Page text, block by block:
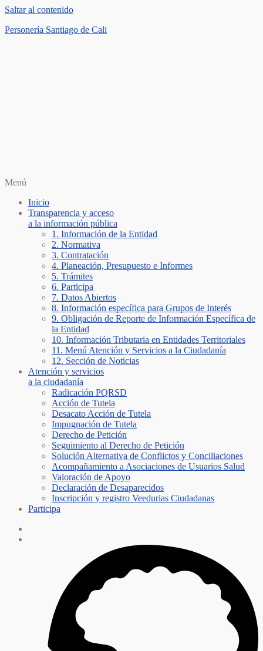
Saltar al contenido
Personería Santiago de Cali
Menú
Inicio
Transparencia y acceso
a la información pública
1. Información de la Entidad
2. Normativa
3. Contratación
4. Planeación, Presupuesto e Informes
5. Trámites
6. Participa
7. Datos Abiertos
8. Información específica para Grupos de Interés
9. Obligación de Reporte de Información Específica de
la Entidad
10. Información Tributaria en Entidades Territoriales
11. Menú Atención y Servicios a la Ciudadanía
12. Sección de Noticias
Atención y servicios
a la ciudadanía
Radicación PQRSD
Acción de Tutela
Desacato Acción de Tutela
Impugnación de Tutela
Derecho de Petición
Seguimiento al Derecho de Petición
Solución Alternativa de Conflictos y Conciliaciones
Acompañamiento a Asociaciones de Usuarios Salud
Valoración de Apoyo
Declaración de Desaparecidos
Inscripción y registro Veedurias Ciudadanas
Participa